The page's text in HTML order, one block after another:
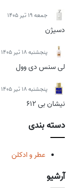
جمعه 19 تیر 1405
دسیژن
پنجشنبه 18 تیر 1405
لی سنس دی وول
پنجشنبه 18 تیر 1405
نیشان بی 612
دسته بندی
عطر و ادکلن
آرشیو